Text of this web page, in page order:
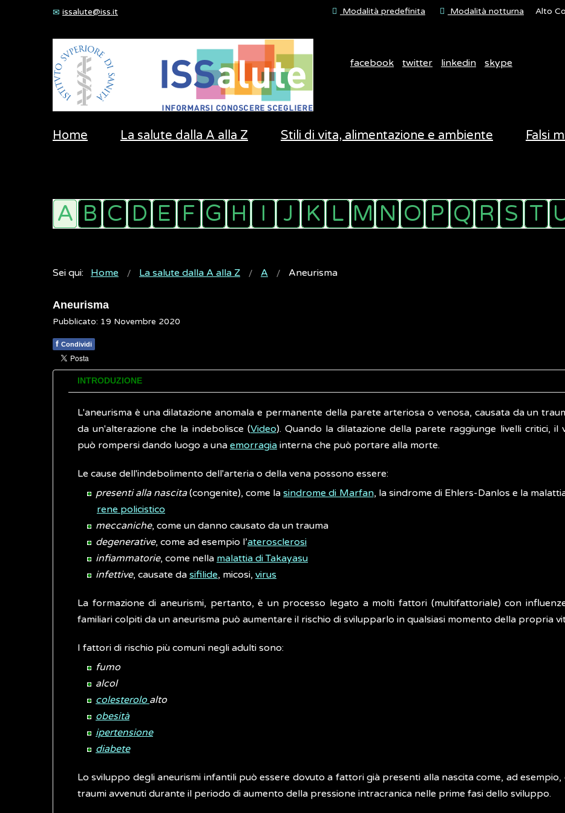
issalute@iss.it Modalità predefinita Modalità notturna Alto
facebook twitter linkedin skype
Home La salute dalla A alla Z Stili di vita, alimentazione e ambiente Falsi
Sei qui: Home La salute dalla A alla Z A Aneurisma
Aneurisma
Pubblicato: 19 Novembre 2020
f Condividi
INTRODUZIONE
L'aneurisma è una dilatazione anomala e permanente della parete arteriosa o venosa, causata da un
da un'alterazione che la indebolisce (Video). Quando la dilatazione della parete raggiunge livelli critici, il
può rompersi dando luogo a una emorragia interna che può portare alla morte.
Le cause dell'indebolimento dell'arteria o della vena possono essere:
presenti alla nascita(congenite), come lasindrome di Marfan, la sindrome di Ehlers-Danlos e la
rene policistico
meccaniche, come un danno causato da un trauma
degenerative, come ad esempio l’aterosclerosi
infiammatorie, come nella malattia di Takayasu
infettive, causate da sifilide, micosi, virus
La formazione di aneurismi, pertanto, è un processo legato a molti fattori (multifattoriale) con
familiari colpiti da un aneurisma può aumentare il rischio di svilupparlo in qualsiasi momento della propria
I fattori di rischio più comuni negli adulti sono:
fumo
alcol
colesterolo alto
obesità
ipertensione
diabete
Lo sviluppo degli aneurismi infantili può essere dovuto a fattori già presenti alla nascita come, ad
traumi avvenuti durante il periodo di aumento della pressione intracranica nelle prime fasi dello sviluppo.